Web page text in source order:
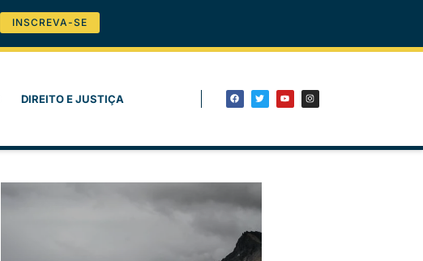
INSCREVA-SE
DIREITO E JUSTIÇA